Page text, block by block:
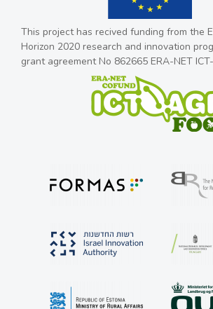
This project has recived funding from the
Horizon 2020 research and innovation
grant agreement No 862665 ERA-NET